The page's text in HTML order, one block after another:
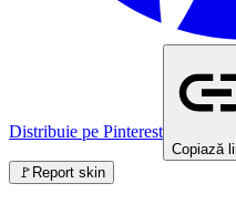
Distribuie pe Pinterest
Copiază
🚩 Report skin